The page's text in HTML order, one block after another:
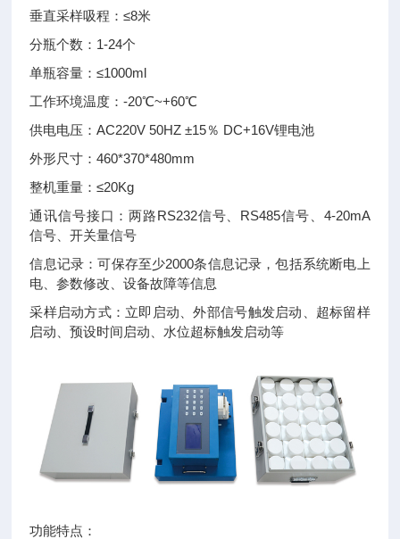
垂直采样吸程：≤8米
分瓶个数：1-24个
单瓶容量：≤1000ml
工作环境温度：-20℃~+60℃
供电电压：AC220V 50HZ ±15％ DC+16V锂电池
外形尺寸：460*370*480mm
整机重量：≤20Kg
通讯信号接口：两路RS232信号、RS485信号、4-20mA
信号、开关量信号
信息记录：可保存至少2000条信息记录，包括系统断电上
电、参数修改、设备故障等信息
采样启动方式：立即启动、外部信号触发启动、超标留样
启动、预设时间启动、水位超标触发启动等
功能特点：